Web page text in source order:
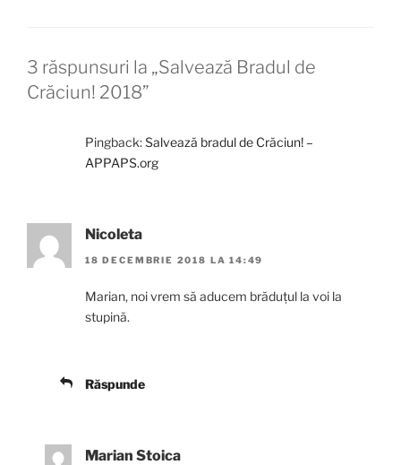
3 răspunsuri la „Salvează Bradul de
Crăciun! 2018”
Pingback:Salvează bradul de Crăciun! –
APPAPS.org
Nicoleta
18 DECEMBRIE 2018 LA 14:49
Marian, noi vrem să aducem brăduțul la voi la
stupină.
Răspunde
Marian Stoica